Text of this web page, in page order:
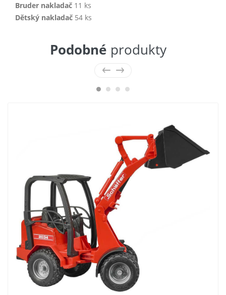
Bruder nakladač 11 ks
Dětský nakladač 54 ks
Podobné produkty